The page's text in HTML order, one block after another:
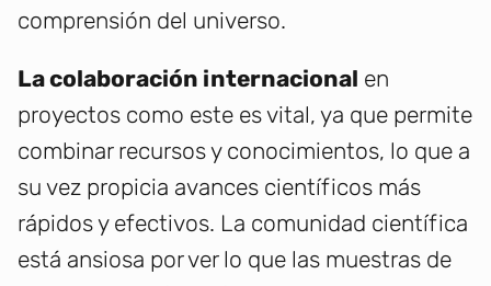
comprensión del universo.
La colaboración internacional en
proyectos como este es vital, ya que permite
combinar recursos y conocimientos, lo que a
su vez propicia avances científicos más
rápidos y efectivos. La comunidad científica
está ansiosa por ver lo que las muestras de